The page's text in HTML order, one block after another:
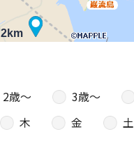
2km
2歳〜 3歳〜
木 金
土